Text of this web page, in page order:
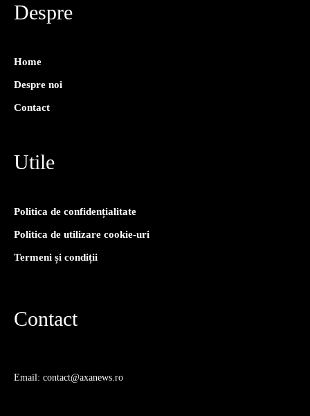
Despre
Home
Despre noi
Contact
Utile
Politica de confidențialitate
Politica de utilizare cookie-uri
Termeni și condiții
Contact
Email: contact@axanews.ro